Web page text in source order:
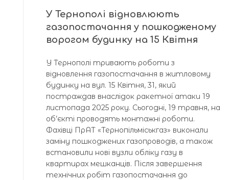
У Тернополі відновлюють
газопостачання у пошкодженому
ворогом будинку на 15 Квітня
У Тернополі тривають роботи з
відновлення газопостачання в житловому
будинку на вул. 15 Квітня, 31, який
постраждав внаслідок ракетної атаки 19
листопада 2025 року. Сьогодні, 19 травня, на
об’єкті проводять монтажні роботи.
Фахівці ПрАТ «Тернопільміськгаз» виконали
заміну пошкоджених газопроводів, а також
встановили нові вузли обліку газу в
квартирах мешканців. Після завершення
технічних робіт газопостачання до